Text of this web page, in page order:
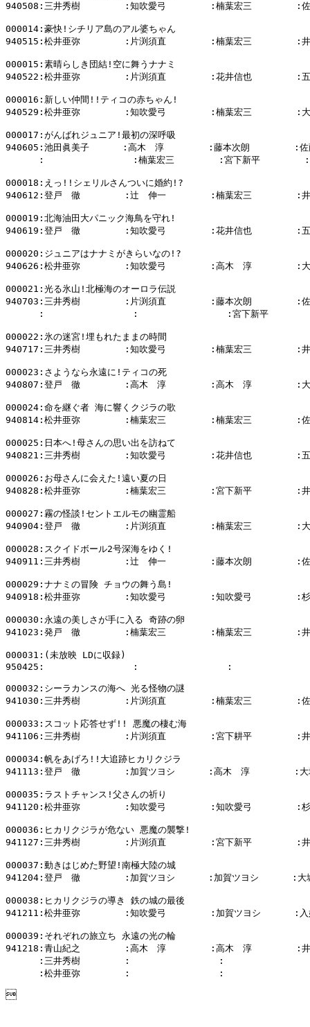
940508:三井秀樹        :知吹愛弓        :楠葉宏三        :佐
000014:豪快!シチリア島のアル婆ちゃん
940515:松井亜弥        :片渕須直        :楠葉宏三        :井
000015:素晴らしき団結!空に舞うナナミ
940522:松井亜弥        :片渕須直        :花井信也        :五
000016:新しい仲間!!ティコの赤ちゃん!
940529:松井亜弥        :知吹愛弓        :楠葉宏三        :大
000017:がんばれジュニア!最初の深呼吸
940605:池田眞美子      :高木　淳        :藤本次朗        :佐
      :                :楠葉宏三        :宮下新平        :
000018:えっ!!シェリルさんついに婚約!?
940612:登戸　徹        :辻　伸一        :楠葉宏三        :井
000019:北海油田大パニック海鳥を守れ!
940619:登戸　徹        :知吹愛弓        :花井信也        :五
000020:ジュニアはナナミがきらいなの!?
940626:松井亜弥        :知吹愛弓        :高木　淳        :大
000021:光る氷山!北極海のオーロラ伝説
940703:三井秀樹        :片渕須直        :藤本次朗        :佐
:                :                :宮下新平
000022:氷の迷宮!埋もれたままの時間
940717:三井秀樹        :知吹愛弓        :楠葉宏三        :井
000023:さようなら永遠に!ティコの死
940807:登戸　徹        :高木　淳        :高木　淳        :大
000024:命を継ぐ者 海に響くクジラの歌
940814:松井亜弥        :楠葉宏三        :楠葉宏三        :佐
000025:日本へ!母さんの思い出を訪ねて
940821:三井秀樹        :知吹愛弓        :花井信也        :五
000026:お母さんに会えた!遠い夏の日
940828:松井亜弥        :楠葉宏三        :宮下新平        :井
000027:霧の怪談!セントエルモの幽霊船
940904:登戸　徹        :片渕須直        :楠葉宏三        :大
000028:スクイドボール2号深海をゆく!
940911:三井秀樹        :辻　伸一        :藤本次朗        :佐
000029:ナナミの冒険 チョウの舞う島!
940918:松井亜弥        :知吹愛弓        :知吹愛弓        :杉
000030:永遠の美しさが手に入る 奇跡の卵
941023:発戸　徹        :楠葉宏三        :楠葉宏三        :井
000031:(未放映 LDに収録)
950425:                :                :
000032:シーラカンスの海へ 光る怪物の謎
941030:三井秀樹        :片渕須直        :楠葉宏三        :佐
000033:スコット応答せず!! 悪魔の棲む海
941106:三井秀樹        :片渕須直        :宮下耕平        :井
000034:帆をあげろ!!大追跡ヒカリクジラ
941113:登戸　徹        :加賀ツヨシ      :高木　淳        :大
000035:ラストチャンス!父さんの祈り
941120:松井亜弥        :知吹愛弓        :知吹愛弓        :杉
000036:ヒカリクジラが危ない 悪魔の襲撃!
941127:三井秀樹        :片渕須直        :宮下新平        :井
000037:動きはじめた野望!南極大陸の城
941204:登戸　徹        :加賀ツヨシ      :加賀ツヨシ      :大
000038:ヒカリクジラの導き 鉄の城の最後
941211:松井亜弥        :知吹愛弓        :加賀ツヨシ      :入
000039:それぞれの旅立ち 永遠の光の輪
941218:青山紀之        :高木　淳        :高木　淳        :井
:三井秀樹        :                :
